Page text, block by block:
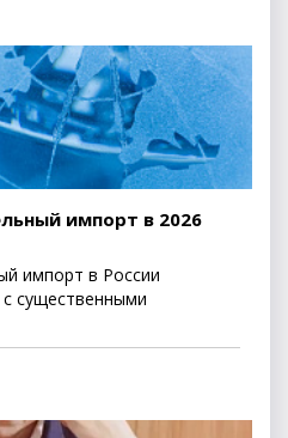
импорт в 2026
импорт в России
существенными